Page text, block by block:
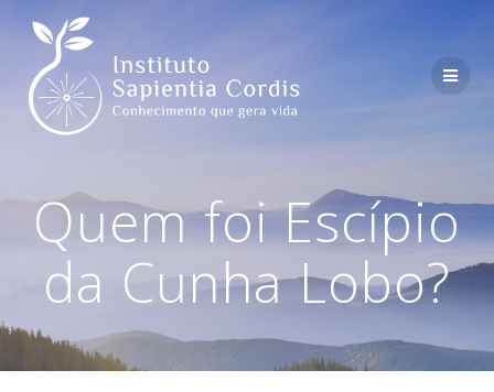
Quem foi Escípio
da Cunha Lobo?